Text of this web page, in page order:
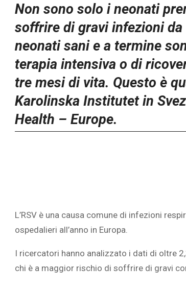
Non sono solo i neonati
soffrire di gravi infezioni
neonati sani e a termine
terapia intensiva o di
tre mesi di vita. Questo è
Karolinska Institutet in
Health – Europe.
L’RSV è una causa comune di infezioni
ospedalieri all’anno in Europa.
I ricercatori hanno analizzato i dati di oltre
chi è a maggior rischio di soffrire di gravi